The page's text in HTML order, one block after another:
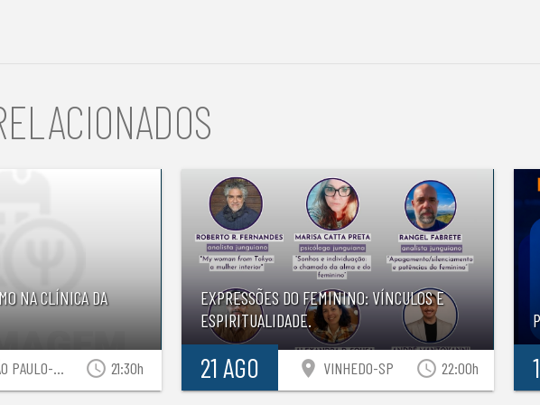
NA CLÍNICA DA
PAULO-SP access_time 21:30h
EXPRESSÕES DO FEMININO: VÍNCULOS E
ESPIRITUALIDADE.
21 AGO location_on VINHEDO-SP access_time 22:00h